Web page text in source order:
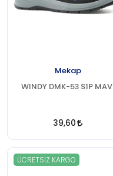
Mekap
WINDY DMK-53 S1P MAVİ
39,60
ÜCRETSIZ KARGO